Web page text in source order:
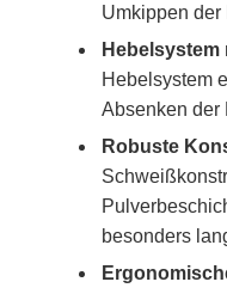
Umkippen der
Hebelsystem
Absenken der
Robuste
besonders